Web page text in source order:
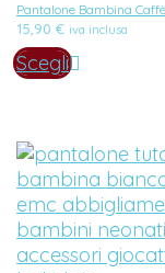
Pantalone Bambina
15,90 € iva inclusa
Scegli